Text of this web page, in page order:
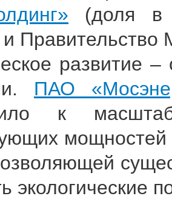
(доля в
Правительство
развитие
ПАО
к
мощностей
экологические